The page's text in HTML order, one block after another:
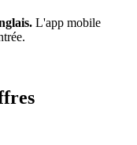
L'app mobile